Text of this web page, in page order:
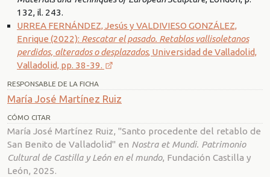
132, il. 243.
URREA FERNÁNDEZ, Jesús y VALDIVIESO GONZÁLEZ,
Enrique (2022): Rescatar el pasado. Retablos vallisoletanos
perdidos, alterados o desplazados, Universidad de Valladolid,
Valladolid, pp. 38-39.
RESPONSABLE DE LA FICHA
María José Martínez Ruiz
CÓMO CITAR
María José Martínez Ruiz, "Santo procedente del retablo de
San Benito de Valladolid" en Nostra et Mundi. Patrimonio
Cultural de Castilla y León en el mundo, Fundación Castilla y
León, 2025.